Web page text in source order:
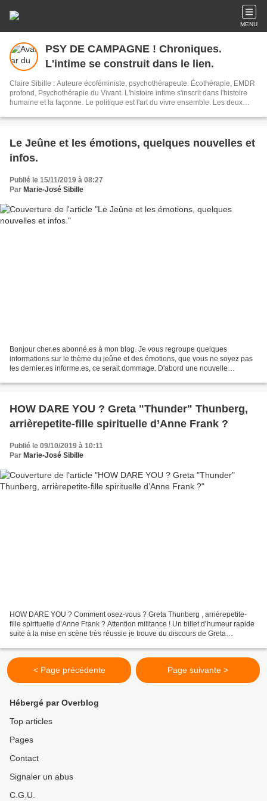
MENU
PSY DE CAMPAGNE ! Chroniques.
L'intime se construit dans le lien.
Claire Sibille : Auteure écoféministe, psychothérapeute. Écothérapie, EMDR
profond, Psychothérapie du Vivant. L'histoire intime s'inscrit dans l'histoire
humaine et la façonne. Le politique est l'art du vivre ensemble. Les deux
du monde. Newsletter : vous recevez mes articles une fois par mois environ.
Le Jeûne et les émotions, quelques nouvelles et
infos.
Publié le 15/11/2019 à 08:27
Par Marie-José Sibille
Bonjour cher.es abonné.es à mon blog. Je vous regroupe quelques
informations sur le thème du jeûne et des émotions, que vous ne soyez pas
les dernier.es informe.es, ce serait dommage. D'abord une nouvelle
HOW DARE YOU ? Greta "Thunder" Thunberg,
arrièrepetite-fille spirituelle d’Anne Frank ?
Publié le 09/10/2019 à 10:11
Par Marie-José Sibille
HOW DARE YOU ? Comment osez-vous ? Greta Thunberg , arrièrepetite-
fille spirituelle d’Anne Frank ? Attention militance ! Un billet d’humeur rapide
suite à la mise en scène très réussie je trouve du discours de Greta
< Page précédente Page suivante >
Hébergé par Overblog
Top articles
Pages
Contact
Signaler un abus
C.G.U.